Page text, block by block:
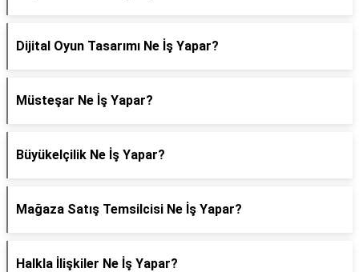
Dijital Oyun Tasarımı Ne İş Yapar?
Müsteşar Ne İş Yapar?
Büyükelçilik Ne İş Yapar?
Mağaza Satış Temsilcisi Ne İş Yapar?
Halkla İlişkiler Ne İş Yapar?